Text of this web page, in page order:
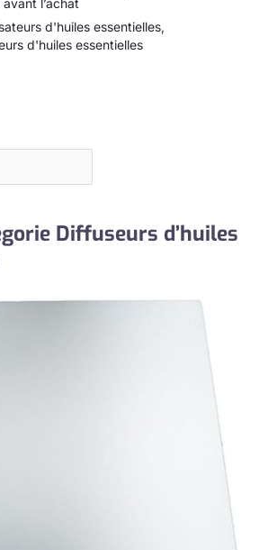
avant l’achat
d'huiles essentielles,
d'huiles essentielles
Diffuseurs d’huiles